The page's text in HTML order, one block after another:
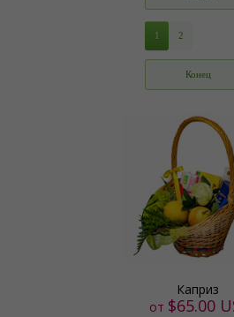
1 2
Конец
Каприз
от $65.00